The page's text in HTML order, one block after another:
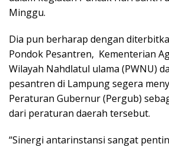
Minggu.
Dia pun berharap dengan
Pondok Pesantren, Kementerian
Wilayah Nahdlatul ulama (PWNU)
pesantren di Lampung segera
Peraturan Gubernur (Pergub)
dari peraturan daerah tersebut.
“Sinergi antarinstansi sangat